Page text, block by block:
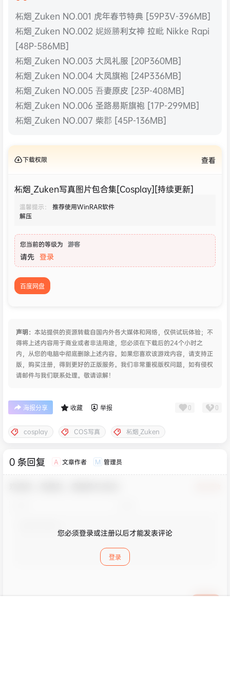
柘烟_Zuken NO.001 虎年春节特典 [59P3V-396MB]
柘烟_Zuken NO.002 妮姬勝利女神 拉毗 Nikke Rapi
[48P-586MB]
柘烟_Zuken NO.003 大凤礼服 [20P360MB]
柘烟_Zuken NO.004 大凤旗袍 [24P336MB]
柘烟_Zuken NO.005 吾妻原皮 [23P-408MB]
柘烟_Zuken NO.006 圣路易斯旗袍 [17P-299MB]
柘烟_Zuken NO.007 柴郡 [45P-136MB]
下载权限 查看
柘烟_Zuken写真图片包合集[Cosplay][持续更新]
温馨提示：
推荐使用WinRAR软件
解压
您当前的等级为 游客
请先 登录
百度网盘
声明： 本站提供的资源转载自国内外各大媒体和网络，仅供试玩体验；不
得将上述内容用于商业或者非法用途，您必须在下载后的24个小时之
内，从您的电脑中彻底删除上述内容。如果您喜欢该游戏内容，请支持正
版，购买注册，得到更好的正版服务。我们非常重视版权问题，如有侵权
请邮件与我们联系处理。敬请谅解！
海报分享 收藏 举报 0 0
cosplay COS写真 柘烟_Zuken
0 条回复 A 文章作者 M 管理员
您必须登录或注册以后才能发表评论
登录